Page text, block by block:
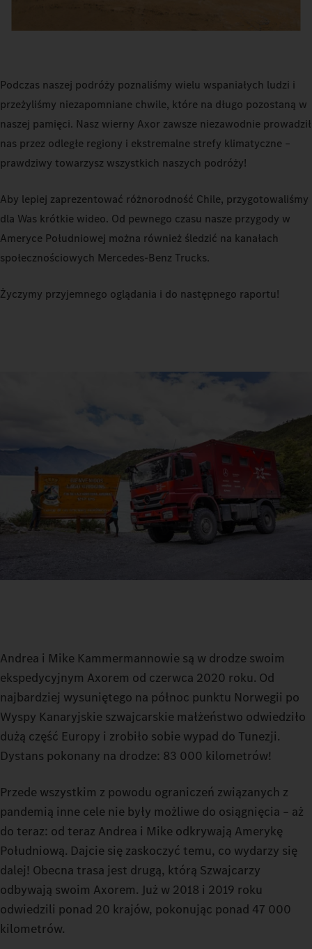
Podczas naszej podróży poznaliśmy wielu wspaniałych ludzi i
przeżyliśmy niezapomniane chwile, które na długo pozostaną w
naszej pamięci. Nasz wierny Axor zawsze niezawodnie prowadził
nas przez odległe regiony i ekstremalne strefy klimatyczne –
prawdziwy towarzysz wszystkich naszych podróży!
Aby lepiej zaprezentować różnorodność Chile, przygotowaliśmy
dla Was krótkie wideo. Od pewnego czasu nasze przygody w
Ameryce Południowej można również śledzić na kanałach
społecznościowych Mercedes-Benz Trucks.
Życzymy przyjemnego oglądania i do następnego raportu!
Andrea i Mike Kammermannowie są w drodze swoim
ekspedycyjnym Axorem od czerwca 2020 roku. Od
najbardziej wysuniętego na północ punktu Norwegii po
Wyspy Kanaryjskie szwajcarskie małżeństwo odwiedziło
dużą część Europy i zrobiło sobie wypad do Tunezji.
Dystans pokonany na drodze: 83 000 kilometrów!
Przede wszystkim z powodu ograniczeń związanych z
pandemią inne cele nie były możliwe do osiągnięcia – aż
do teraz: od teraz Andrea i Mike odkrywają Amerykę
Południową. Dajcie się zaskoczyć temu, co wydarzy się
dalej! Obecna trasa jest drugą, którą Szwajcarzy
odbywają swoim Axorem. Już w 2018 i 2019 roku
odwiedzili ponad 20 krajów, pokonując ponad 47 000
kilometrów.